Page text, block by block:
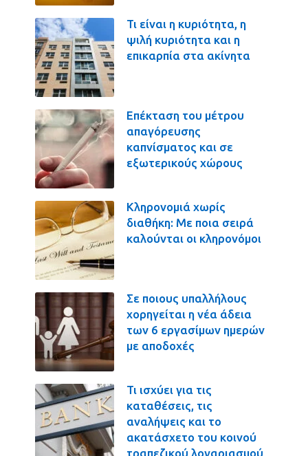
Τι είναι η κυριότητα, η
ψιλή κυριότητα και η
επικαρπία στα ακίνητα
Επέκταση του μέτρου
απαγόρευσης
καπνίσματος και σε
εξωτερικούς χώρους
Κληρονομιά χωρίς
διαθήκη: Με ποια σειρά
καλούνται οι κληρονόμοι
Σε ποιους υπαλλήλους
χορηγείται η νέα άδεια
των 6 εργασίμων ημερών
με αποδοχές
Τι ισχύει για τις
καταθέσεις, τις
αναλήψεις και το
ακατάσχετο του κοινού
τραπεζικού λογαριασμού